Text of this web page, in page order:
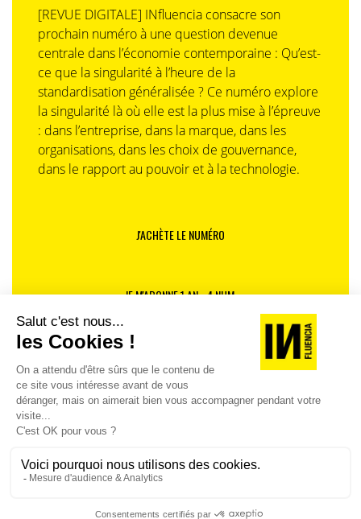
[REVUE DIGITALE] INfluencia consacre son
prochain numéro à une question devenue
centrale dans l’économie contemporaine : Qu’est-
ce que la singularité à l’heure de la
standardisation généralisée ? Ce numéro explore
la singularité là où elle est la plus mise à l’épreuve
: dans l’entreprise, dans la marque, dans les
organisations, dans les choix de gouvernance,
dans le rapport au pouvoir et à la technologie.
J'ACHÈTE LE NUMÉRO
JE M'ABONNE 1 AN - 4 NUM.
JE DÉCOUVRE LES NUMÉROS PRÉCÉDENTS
Je suis déjà abonné(e) :je consulte la revue en